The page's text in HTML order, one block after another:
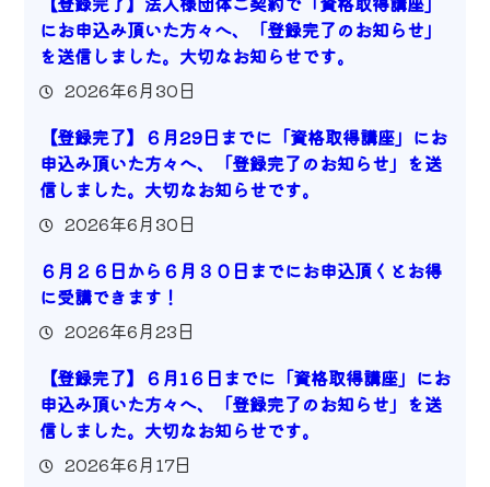
にお申込み頂いた方々へ、「登録完了のお知らせ」
を送信しました。大切なお知らせです。
2026年6月30日
【登録完了】６月29日までに「資格取得講座」にお
申込み頂いた方々へ、「登録完了のお知らせ」を送
信しました。大切なお知らせです。
2026年6月30日
６月２６日から６月３０日までにお申込頂くとお得
に受講できます！
2026年6月23日
【登録完了】６月1６日までに「資格取得講座」にお
申込み頂いた方々へ、「登録完了のお知らせ」を送
信しました。大切なお知らせです。
2026年6月17日